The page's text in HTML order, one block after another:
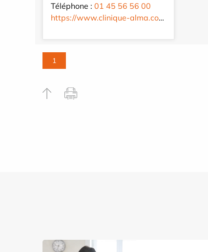
Téléphone : 01 45 56 56 00
https://www.clinique-alma.com/fr/
1